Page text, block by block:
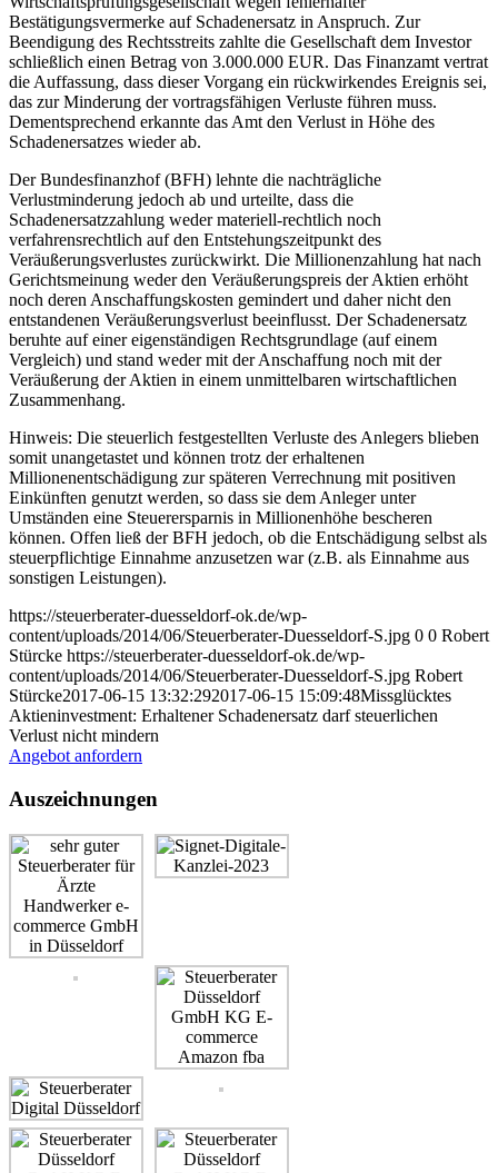
Bestätigungsvermerke auf Schadenersatz in Anspruch. Zur
Beendigung des Rechtsstreits zahlte die Gesellschaft dem Investor
schließlich einen Betrag von 3.000.000 EUR. Das Finanzamt vertrat
die Auffassung, dass dieser Vorgang ein rückwirkendes Ereignis sei,
das zur Minderung der vortragsfähigen Verluste führen muss.
Dementsprechend erkannte das Amt den Verlust in Höhe des
Schadenersatzes wieder ab.
Der Bundesfinanzhof (BFH) lehnte die nachträgliche
Verlustminderung jedoch ab und urteilte, dass die
Schadenersatzzahlung weder materiell-rechtlich noch
verfahrensrechtlich auf den Entstehungszeitpunkt des
Veräußerungsverlustes zurückwirkt. Die Millionenzahlung hat nach
Gerichtsmeinung weder den Veräußerungspreis der Aktien erhöht
noch deren Anschaffungskosten gemindert und daher nicht den
entstandenen Veräußerungsverlust beeinflusst. Der Schadenersatz
beruhte auf einer eigenständigen Rechtsgrundlage (auf einem
Vergleich) und stand weder mit der Anschaffung noch mit der
Veräußerung der Aktien in einem unmittelbaren wirtschaftlichen
Zusammenhang.
Hinweis: Die steuerlich festgestellten Verluste des Anlegers blieben
somit unangetastet und können trotz der erhaltenen
Millionenentschädigung zur späteren Verrechnung mit positiven
Einkünften genutzt werden, so dass sie dem Anleger unter
Umständen eine Steuerersparnis in Millionenhöhe bescheren
können. Offen ließ der BFH jedoch, ob die Entschädigung selbst als
steuerpflichtige Einnahme anzusetzen war (z.B. als Einnahme aus
sonstigen Leistungen).
https://steuerberater-duesseldorf-ok.de/wp-
content/uploads/2014/06/Steuerberater-Duesseldorf-S.jpg 0 0 Robert
Stürcke https://steuerberater-duesseldorf-ok.de/wp-
content/uploads/2014/06/Steuerberater-Duesseldorf-S.jpg Robert
Stürcke2017-06-15 13:32:292017-06-15 15:09:48Missglücktes
Aktieninvestment: Erhaltener Schadenersatz darf steuerlichen
Verlust nicht mindern
Angebot anfordern
Auszeichnungen